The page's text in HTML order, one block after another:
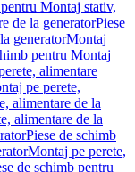
Montaj stativ,
de la generatorPiese
generatorMontaj
pentru Montaj
alimentare
pe perete,
alimentare de la
alimentare de la
Piese de schimb
Montaj pe perete,
de schimb pentru